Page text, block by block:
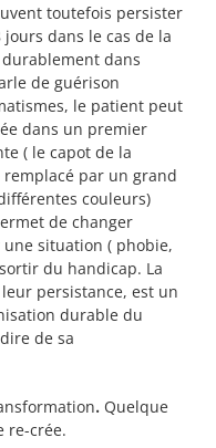
toutefois persister
dans le cas de la
dans
de guérison
le patient peut
dans un premier
( le capot de la
par un grand
couleurs)
de changer
situation ( phobie,
du handicap. La
persistance, est un
durable du
de sa
. Quelque
re-crée.